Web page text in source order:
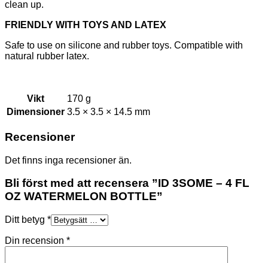
clean up.
FRIENDLY WITH TOYS AND LATEX
Safe to use on silicone and rubber toys. Compatible with
natural rubber latex.
Vikt
170 g
Dimensioner 3.5 × 3.5 × 14.5 mm
Recensioner
Det finns inga recensioner än.
Bli först med att recensera ”ID 3SOME – 4 FL
OZ WATERMELON BOTTLE”
Ditt betyg *
Din recension *